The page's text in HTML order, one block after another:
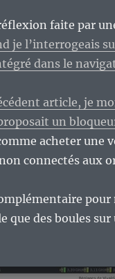
faite par
je l’interrogeais
dans le
article, je
un
acheter une
connectés aux
des boules sur